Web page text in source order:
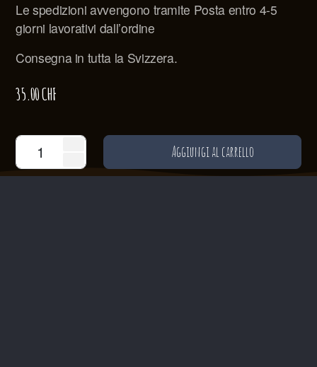
Le spedizioni avvengono tramite Posta entro 4-5
giorni lavorativi dall’ordine
Consegna in tutta la Svizzera.
35.00CHF
Aggiungi al carrello